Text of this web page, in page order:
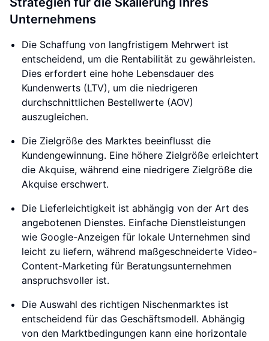
Unternehmens
Die Schaffung von langfristigem Mehrwert ist
entscheidend, um die Rentabilität zu gewährleisten.
Dies erfordert eine hohe Lebensdauer des
Kundenwerts (LTV), um die niedrigeren
durchschnittlichen Bestellwerte (AOV)
auszugleichen.
Die Zielgröße des Marktes beeinflusst die
Kundengewinnung. Eine höhere Zielgröße erleichtert
die Akquise, während eine niedrigere Zielgröße die
Akquise erschwert.
Die Lieferleichtigkeit ist abhängig von der Art des
angebotenen Dienstes. Einfache Dienstleistungen
wie Google-Anzeigen für lokale Unternehmen sind
leicht zu liefern, während maßgeschneiderte Video-
Content-Marketing für Beratungsunternehmen
anspruchsvoller ist.
Die Auswahl des richtigen Nischenmarktes ist
entscheidend für das Geschäftsmodell. Abhängig
von den Marktbedingungen kann eine horizontale